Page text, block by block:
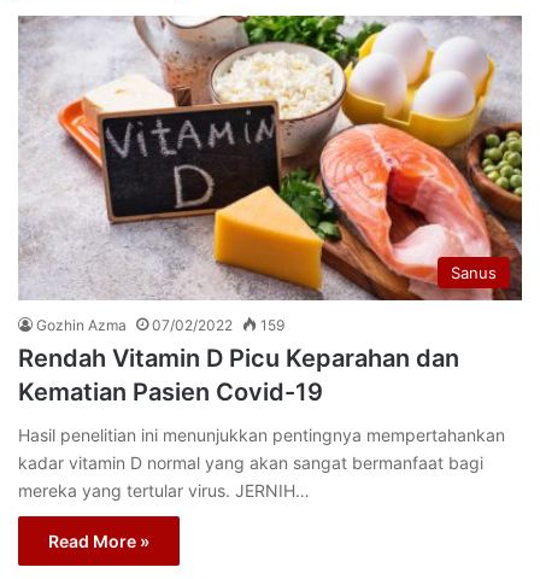
Sanus
Gozhin Azma 07/02/2022 159
Rendah Vitamin D Picu Keparahan dan
Kematian Pasien Covid-19
Hasil penelitian ini menunjukkan pentingnya mempertahankan
kadar vitamin D normal yang akan sangat bermanfaat bagi
mereka yang tertular virus. JERNIH…
Read More »